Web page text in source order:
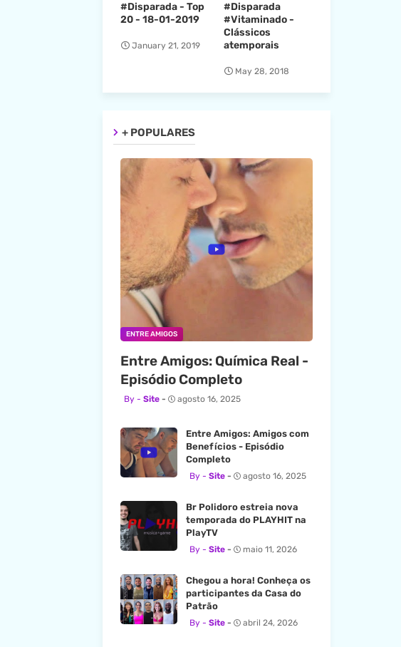
#Disparada - Top
20 - 18-01-2019
January 21, 2019
#Disparada
#Vitaminado -
Clássicos
atemporais
May 28, 2018
+ POPULARES
ENTRE AMIGOS
Entre Amigos: Química Real -
Episódio Completo
Site agosto 16, 2025
Entre Amigos: Amigos com
Benefícios - Episódio
Completo
Site agosto 16, 2025
Br Polidoro estreia nova
temporada do PLAYHIT na
PlayTV
Site maio 11, 2026
Chegou a hora! Conheça os
participantes da Casa do
Patrão
Site abril 24, 2026